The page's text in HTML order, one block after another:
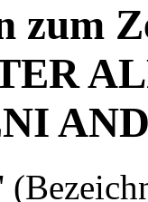
zum